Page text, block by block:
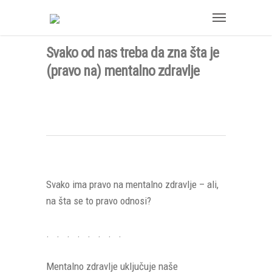
Svako od nas treba da zna šta je
(pravo na) mentalno zdravlje
Svako ima pravo na mentalno zdravlje – ali,
na šta se to pravo odnosi?
. . . . . . . .
Mentalno zdravlje uključuje naše